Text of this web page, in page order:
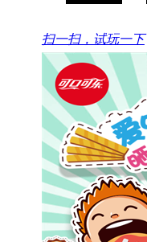
扫一扫，试玩一下